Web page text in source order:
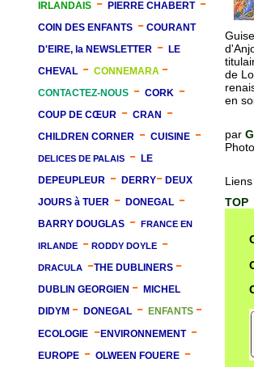
IRLANDAIS
PIERRE CHABERT
COIN DES ENFANTS - COURANT
D'EIRE, la NEWSLETTER - LE
CHEVAL - CONNEMARA -
CONTACTEZ-NOUS - CORK -
COUP DE CŒUR - CRAN -
CHILDREN CORNER - CUISINE -
DELICES DE PALAIS - LE
DEPEUPLEUR - DERRY- DEUX
JOURS à TUER - DONEGAL -
BARRY DOUGLAS - FRANCE EN
IRLANDE - RODDY DOYLE -
DRACULA -THE DUBLINERS -
DUBLIN GEORGIEN - MICHEL
DIDYM - DONEGAL - ENFANTS -
ECOLOGIE -ENVIRONNEMENT -
EUROPE - OLWEEN FOUERE -
de
en
par
TOP